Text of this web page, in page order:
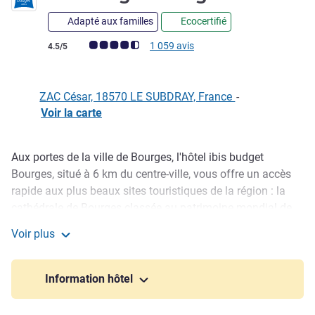
Adapté aux familles Ecocertifié
Note Avis clients (Note ALL)
4.5/5 1 059 avis
ZAC César, 18570 LE SUBDRAY, France -
Voir la carte
Description
Aux portes de la ville de Bourges, l'hôtel ibis budget
Bourges, situé à 6 km du centre-ville, vous offre un accès
rapide aux plus beaux sites touristiques de la région : la
sancerrois. Faites une pause à 1, 2 ou 3 personnes à petit
prix. Un hôtel économique qui vous propose des chambres
équipées du Wi-Fi et d'un parking privé sécurisé.
Voir plus
Information hôtel